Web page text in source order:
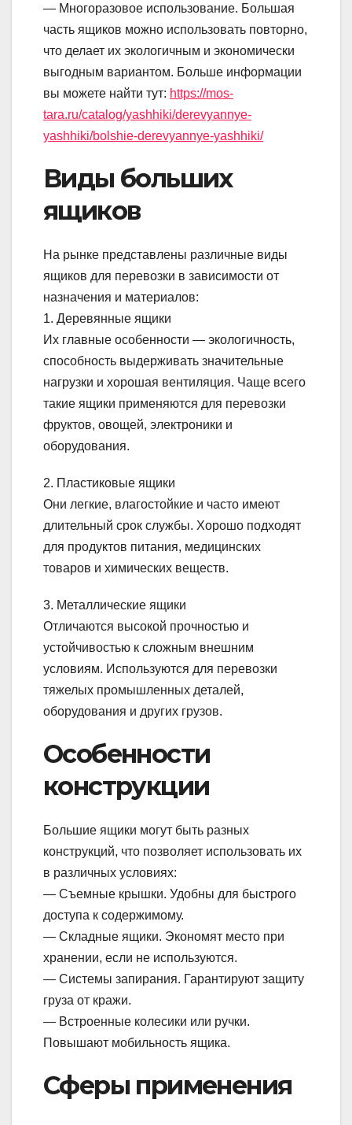
— Многоразовое использование. Большая
часть ящиков можно использовать повторно,
что делает их экологичным и экономически
выгодным вариантом. Больше информации
вы можете найти тут: https://mos-
tara.ru/catalog/yashhiki/derevyannye-
yashhiki/bolshie-derevyannye-yashhiki/
Виды больших
ящиков
На рынке представлены различные виды
ящиков для перевозки в зависимости от
назначения и материалов:
1. Деревянные ящики
Их главные особенности — экологичность,
способность выдерживать значительные
нагрузки и хорошая вентиляция. Чаще всего
такие ящики применяются для перевозки
фруктов, овощей, электроники и
оборудования.
2. Пластиковые ящики
Они легкие, влагостойкие и часто имеют
длительный срок службы. Хорошо подходят
для продуктов питания, медицинских
товаров и химических веществ.
3. Металлические ящики
Отличаются высокой прочностью и
устойчивостью к сложным внешним
условиям. Используются для перевозки
тяжелых промышленных деталей,
оборудования и других грузов.
Особенности
конструкции
Большие ящики могут быть разных
конструкций, что позволяет использовать их
в различных условиях:
— Съемные крышки. Удобны для быстрого
доступа к содержимому.
— Складные ящики. Экономят место при
хранении, если не используются.
— Системы запирания. Гарантируют защиту
груза от кражи.
— Встроенные колесики или ручки.
Повышают мобильность ящика.
Сферы применения